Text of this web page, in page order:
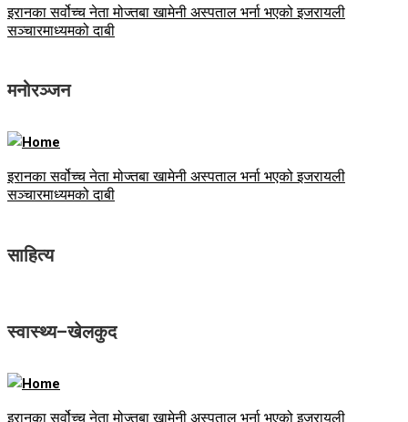
इरानका सर्वोच्च नेता मोज्तबा खामेनी अस्पताल भर्ना भएको इजरायली
सञ्चारमाध्यमको दाबी
मनोरञ्जन
इरानका सर्वोच्च नेता मोज्तबा खामेनी अस्पताल भर्ना भएको इजरायली
सञ्चारमाध्यमको दाबी
साहित्य
स्वास्थ्य–खेलकुद
इरानका सर्वोच्च नेता मोज्तबा खामेनी अस्पताल भर्ना भएको इजरायली